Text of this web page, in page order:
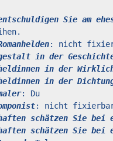
Sie am
in der
in der
in der
: Du
schätzen Sie bei
schätzen Sie bei